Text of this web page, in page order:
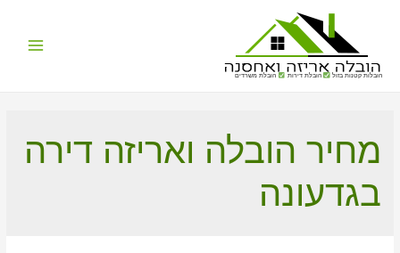
הובלות קטנות בזול הובלת דירות הובלת משרדים
מחיר הובלה ואריזה דירה
בגדעונה